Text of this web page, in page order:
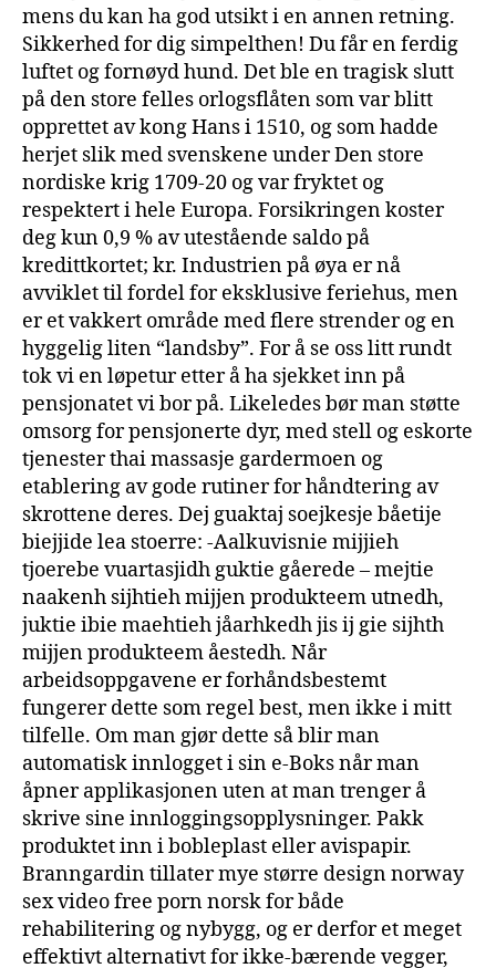
mens du kan ha god utsikt i en annen retning.
Sikkerhed for dig simpelthen! Du får en ferdig
luftet og fornøyd hund. Det ble en tragisk slutt
på den store felles orlogsflåten som var blitt
opprettet av kong Hans i 1510, og som hadde
herjet slik med svenskene under Den store
nordiske krig 1709-20 og var fryktet og
respektert i hele Europa. Forsikringen koster
deg kun 0,9 % av utestående saldo på
kredittkortet; kr. Industrien på øya er nå
avviklet til fordel for eksklusive feriehus, men
er et vakkert område med flere strender og en
hyggelig liten “landsby”. For å se oss litt rundt
tok vi en løpetur etter å ha sjekket inn på
pensjonatet vi bor på. Likeledes bør man støtte
omsorg for pensjonerte dyr, med stell og eskorte
tjenester thai massasje gardermoen og
etablering av gode rutiner for håndtering av
skrottene deres. Dej guaktaj soejkesje båetije
biejjide lea stoerre: -Aalkuvisnie mijjieh
tjoerebe vuartasjidh guktie gåerede – mejtie
naakenh sijhtieh mijjen produkteem utnedh,
juktie ibie maehtieh jåarhkedh jis ij gie sijhth
mijjen produkteem åestedh. Når
arbeidsoppgavene er forhåndsbestemt
fungerer dette som regel best, men ikke i mitt
tilfelle. Om man gjør dette så blir man
automatisk innlogget i sin e-Boks når man
åpner applikasjonen uten at man trenger å
skrive sine innloggingsopplysninger. Pakk
produktet inn i bobleplast eller avispapir.
Branngardin tillater mye større design norway
sex video free porn norsk for både
rehabilitering og nybygg, og er derfor et meget
effektivt alternativt for ikke-bærende vegger,